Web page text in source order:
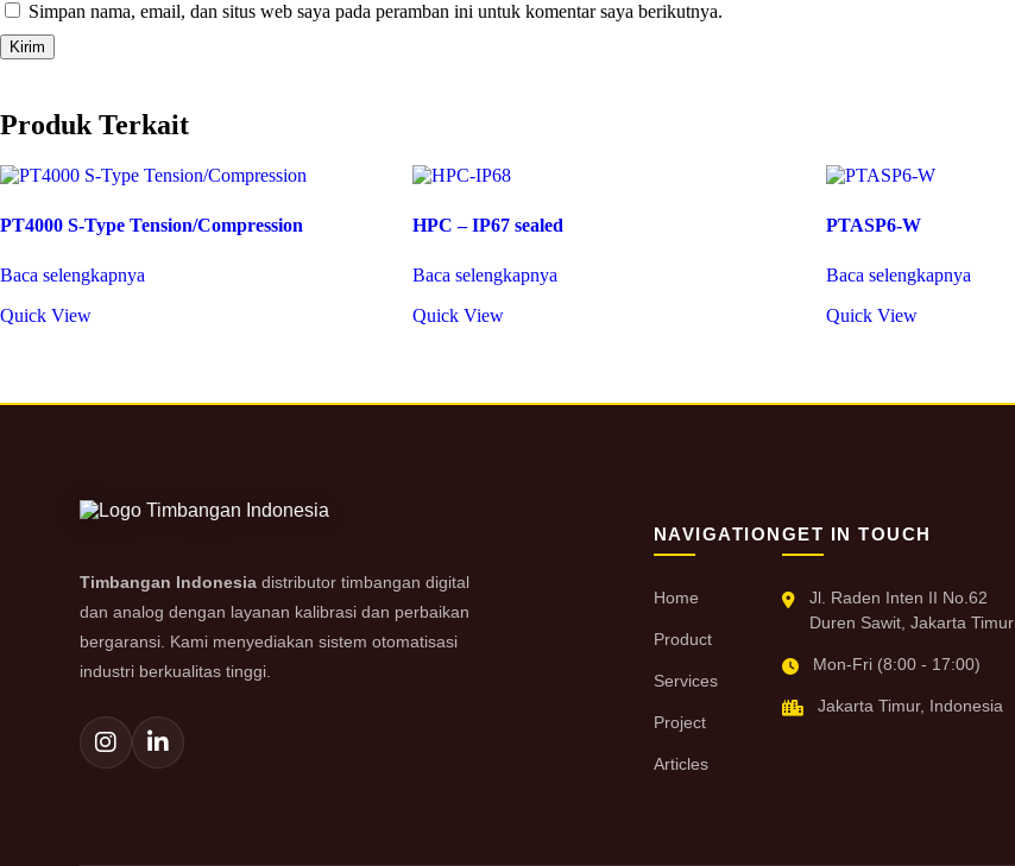
Simpan nama, email, dan situs web saya pada peramban ini untuk komentar saya berikutnya.
Produk Terkait
PT4000 S-Type Tension/Compression
Baca selengkapnya
Quick View
HPC – IP67 sealed
Baca selengkapnya
Quick View
PTASP6-W
Baca selengkapnya
Quick View
Timbangan Indonesia distributor timbangan digital
dan analog dengan layanan kalibrasi dan perbaikan
bergaransi. Kami menyediakan sistem otomatisasi
industri berkualitas tinggi.
NAVIGATION
Home
Product
Services
Project
Articles
GET IN TOUCH
Jl. Raden Inten II No.62
Duren Sawit, Jakarta Timur
Mon-Fri (8:00 - 17:00)
Jakarta Timur, Indonesia